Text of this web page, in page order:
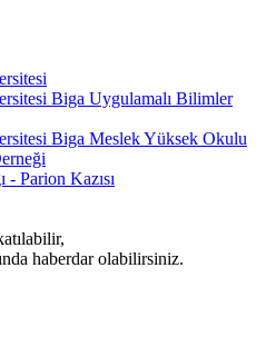
haberdar olabilirsiniz.